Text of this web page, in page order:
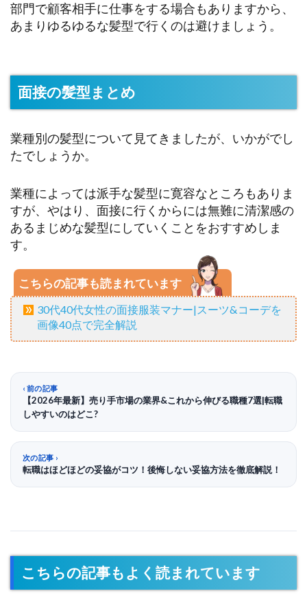
部門で顧客相手に仕事をする場合もありますから、
あまりゆるゆるな髪型で行くのは避けましょう。
面接の髪型まとめ
業種別の髪型について見てきましたが、いかがでし
たでしょうか。
業種によっては派手な髪型に寛容なところもありま
すが、やはり、面接に行くからには無難に清潔感の
あるまじめな髪型にしていくことをおすすめしま
す。
こちらの記事も読まれています
30代40代女性の面接服装マナー|スーツ&コーデを
画像40点で完全解説
前の記事
【2026年最新】売り手市場の業界&これから伸びる職種7選|転職
しやすいのはどこ?
次の記事
転職はほどほどの妥協がコツ！後悔しない妥協方法を徹底解説！
こちらの記事もよく読まれています